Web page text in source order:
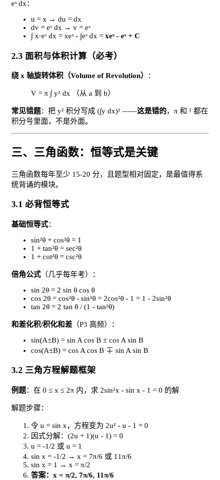
eˣ dx：
u = x → du = dx
dv = eˣ dx → v = eˣ
∫ x·eˣ dx = xeˣ - ∫eˣ dx = xeˣ - eˣ + C
2.3 面积与体积计算（必考）
绕 x 轴旋转体积（Volume of Revolution） ：
V = π ∫ y² dx （从 a 到 b）
常见错题：把 y² 积分写成 (∫y dx)² ——这是错的，π 和 ² 都在
积分号里面，不是外面。
三、三角函数：恒等式是关键
三角函数每年至少 15-20 分，且题型相对固定，是最值得系
统背诵的模块。
3.1 必背恒等式
基础恒等式：
sin²θ + cos²θ = 1
1 + tan²θ = sec²θ
1 + cot²θ = csc²θ
倍角公式 （几乎每年考）：
sin 2θ = 2 sin θ cos θ
cos 2θ = cos²θ - sin²θ = 2cos²θ - 1 = 1 - 2sin²θ
tan 2θ = 2 tan θ / (1 - tan²θ)
和差化积/积化和差 （P3 高频）：
sin(A±B) = sin A cos B ± cos A sin B
cos(A±B) = cos A cos B ∓ sin A sin B
3.2 三角方程解题框架
例题：在 0 ≤ x ≤ 2π 内，求 2sin²x - sin x - 1 = 0 的解
解题步骤：
令 u = sin x，方程变为 2u² - u - 1 = 0
因式分解：(2u + 1)(u - 1) = 0
u = -1/2 或 u = 1
sin x = -1/2 → x = 7π/6 或 11π/6
sin x = 1 → x = π/2
答案：x = π/2, 7π/6, 11π/6